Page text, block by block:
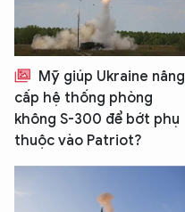
Mỹ giúp Ukraine nâng
cấp hệ thống phòng
không S-300 để bớt phụ
thuộc vào Patriot?